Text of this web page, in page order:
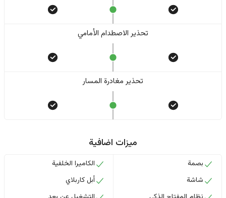
تحذير الاصطدام الأمامي
تحذير مغادرة المسار
ميزات اضافية
بصمة
شاشة
الكاميرا الخلفية
أبل كاربلاي